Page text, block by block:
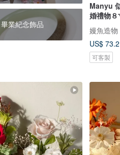
畢業紀念飾品
Manyu
婚禮物
嫚魚造物
US$
可客製